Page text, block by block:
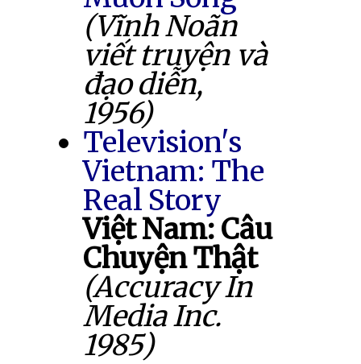
(Vĩnh Noãn
viết truyện và
đạo diễn,
1956)
Television's
Vietnam: The
Real Story
Việt Nam: Câu
Chuyện Thật
(Accuracy In
Media Inc.
1985)